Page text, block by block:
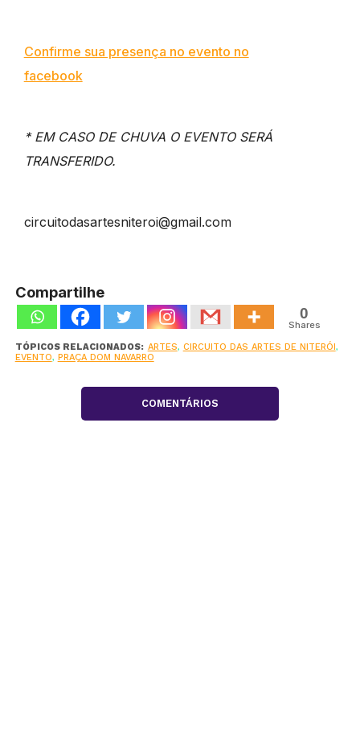
Confirme sua presença no evento no
facebook
* EM CASO DE CHUVA O EVENTO SERÁ
TRANSFERIDO.
circuitodasartesniteroi@gmail.com
Compartilhe
0
Shares
TÓPICOS RELACIONADOS: ARTES, CIRCUITO DAS ARTES DE NITERÓI ,
EVENTO, PRAÇA DOM NAVARRO
COMENTÁRIOS